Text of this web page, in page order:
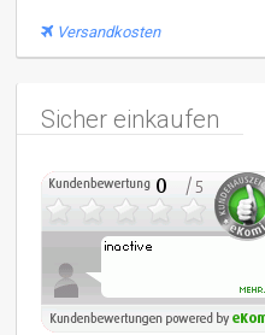
Versandkosten
Sicher einkaufen